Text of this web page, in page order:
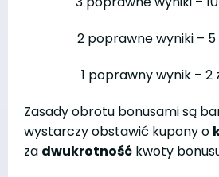
2 poprawne wyniki – 5
1 poprawny wynik – 2
Zasady obrotu bonusami są
wystarczy obstawić kupony o
za dwukrotność kwoty